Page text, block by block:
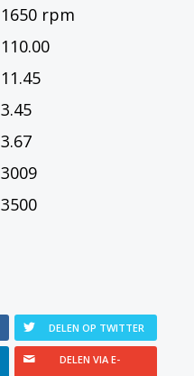
1650 rpm
110.00
11.45
3.45
3.67
3009
3500
DELEN OP TWITTER
DELEN VIA E-